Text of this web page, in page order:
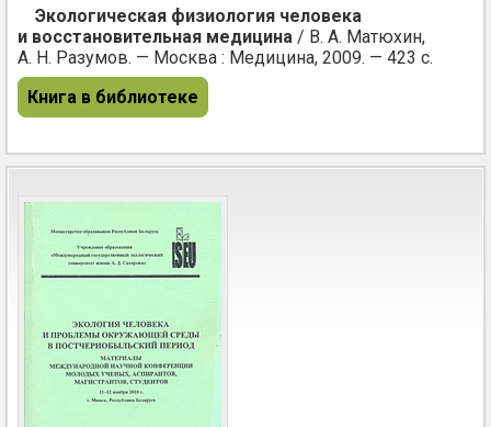
Экологическая физиология человека
и восстановительная медицина / В. А. Матюхин,
А. Н. Разумов. — Москва : Медицина, 2009. — 423 с.
Книга в библиотеке